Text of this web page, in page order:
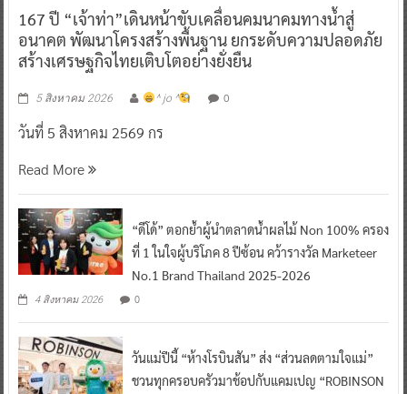
167 ปี “เจ้าท่า”เดินหน้าขับเคลื่อนคมนาคมทางน้ำสู่
อนาคต พัฒนาโครงสร้างพื้นฐาน ยกระดับความปลอดภัย
สร้างเศรษฐกิจไทยเติบโตอย่างยั่งยืน
5 สิงหาคม 2026 ^ jo ^ 0
วันที่ 5 สิงหาคม 2569 กร
Read More
“ดีโด้” ตอกย้ำผู้นำตลาดน้ำผลไม้ Non 100% ครอง
ที่ 1 ในใจผู้บริโภค 8 ปีซ้อน คว้ารางวัล Marketeer
No.1 Brand Thailand 2025-2026
4 สิงหาคม 2026 0
วันแม่ปีนี้ “ห้างโรบินสัน” ส่ง “ส่วนลดตามใจแม่”
ชวนทุกครอบครัวมาช้อปกับแคมเปญ “ROBINSON